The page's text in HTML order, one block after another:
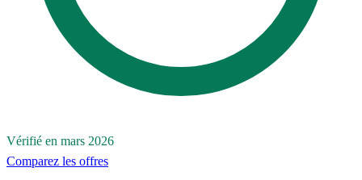
Vérifié en mars 2026
Comparez les offres